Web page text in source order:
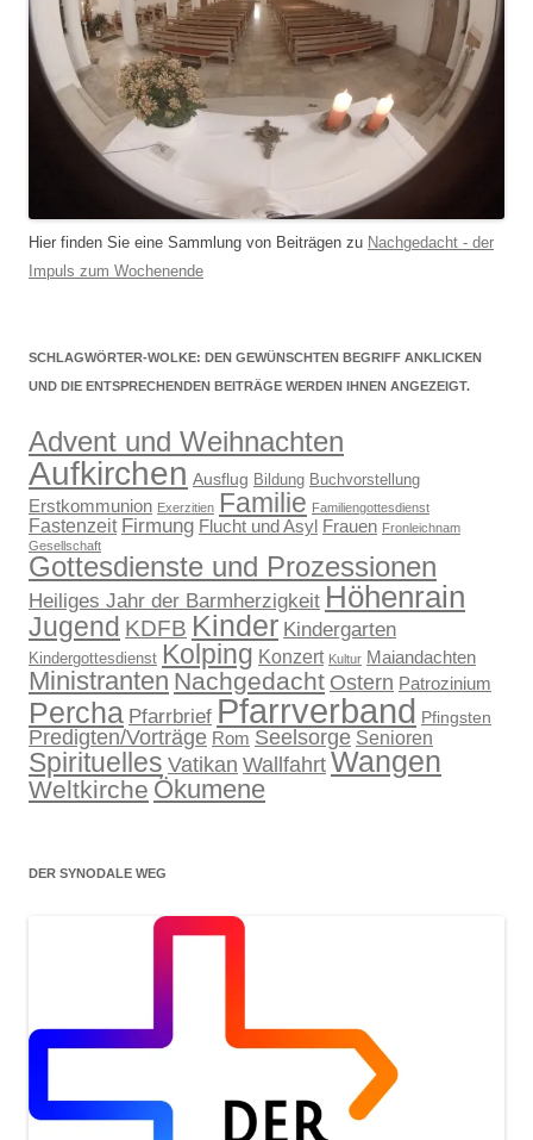
Hier finden Sie eine Sammlung von Beiträgen zu Nachgedacht - der
Impuls zum Wochenende
SCHLAGWÖRTER-WOLKE: DEN GEWÜNSCHTEN BEGRIFF ANKLICKEN
UND DIE ENTSPRECHENDEN BEITRÄGE WERDEN IHNEN ANGEZEIGT.
Advent und Weihnachten
Aufkirchen Ausflug Bildung Buchvorstellung
Erstkommunion Exerzitien Familie Familiengottesdienst
Fastenzeit Firmung Flucht und Asyl Frauen Fronleichnam
Gesellschaft
Gottesdienste und Prozessionen
Heiliges Jahr der Barmherzigkeit Höhenrain
Jugend KDFB Kinder Kindergarten
Kindergottesdienst Kolping Konzert Kultur Maiandachten
Ministranten Nachgedacht Ostern Patrozinium
Percha Pfarrbrief Pfarrverband Pfingsten
Predigten/Vorträge Rom Seelsorge Senioren
Spirituelles Vatikan WallfahrtWangen
Weltkirche Ökumene
DER SYNODALE WEG